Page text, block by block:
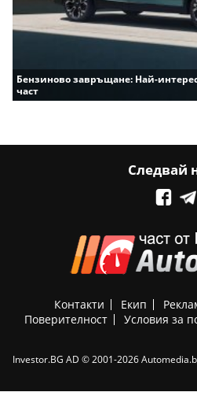
Бензиново завръщане: Най-
част
Следвай
Контакти Екип
Поверителност
Условия за
Investor.BG AD © 2001-2026